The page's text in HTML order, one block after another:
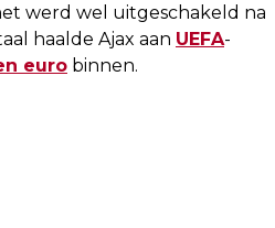
werd wel uitgeschakeld na
haalde Ajax aan UEFA-
euro binnen.